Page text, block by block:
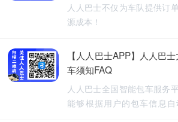
人人巴士不仅为车队提供订
源成本！
【人人巴士APP】人人巴
车须知FAQ
人人巴士全国智能包车服务
能够根据用户的包车信息